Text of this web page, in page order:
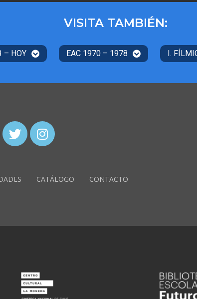
VISITA TAMBIÉN:
– HOY EAC 1970 – 1978 I.
CATÁLOGO CONTACTO